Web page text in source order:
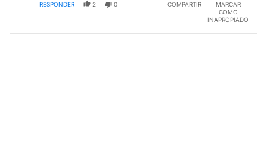
RESPONDER 2 0 COMPARTIR
MARCAR
COMO
INAPROPIADO